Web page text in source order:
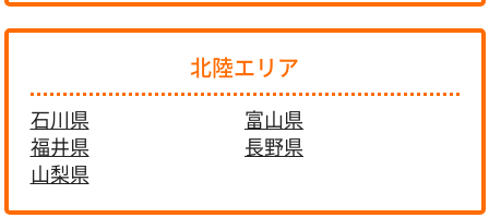
北陸エリア
石川県
富山県
福井県
長野県
山梨県